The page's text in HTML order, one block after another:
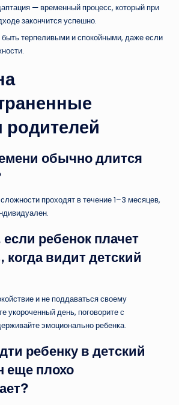
— временный процесс, который при
закончится успешно.
быть терпеливыми и спокойными, даже если
обычно длится
проходят в течение 1–3 месяцев,
ребенок плачет
видит детский
и не поддаваться своему
укороченный день, поговорите с
эмоционально ребенка.
ребенку в детский
еще плохо